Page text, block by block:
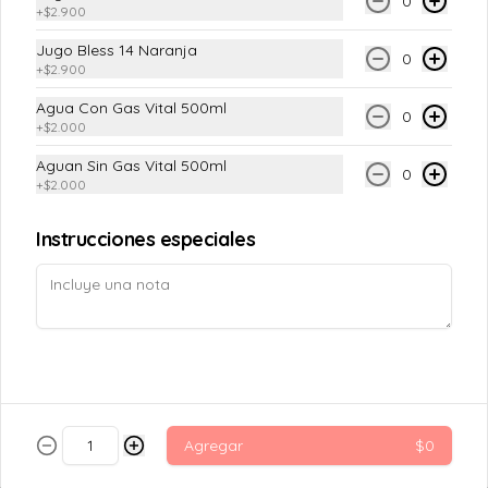
Croissant Choco Fruta
Croissant relleno con frutilla, platano y
chocolate belga al 54% cacao.
Croissant Nutella
Croissant Solo
+$2.900
Jugo Bless 14 Naranja
+$2.900
0
Agua Con Gas Vital 500ml
+$2.000
0
Aguan Sin Gas Vital 500ml
+$2.000
0
Instrucciones especiales
Agregar $0